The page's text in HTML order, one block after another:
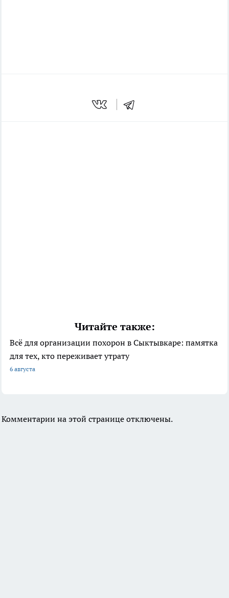
Читайте также:
Всё для организации похорон в Сыктывкаре: памятка
для тех, кто переживает утрату
6 августа
Комментарии на этой странице отключены.